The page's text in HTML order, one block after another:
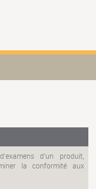
d’un produit,
la conformité aux